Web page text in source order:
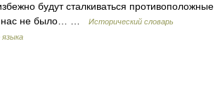
будут сталкиваться противоположные
нас не было… …
Исторический словарь
языка